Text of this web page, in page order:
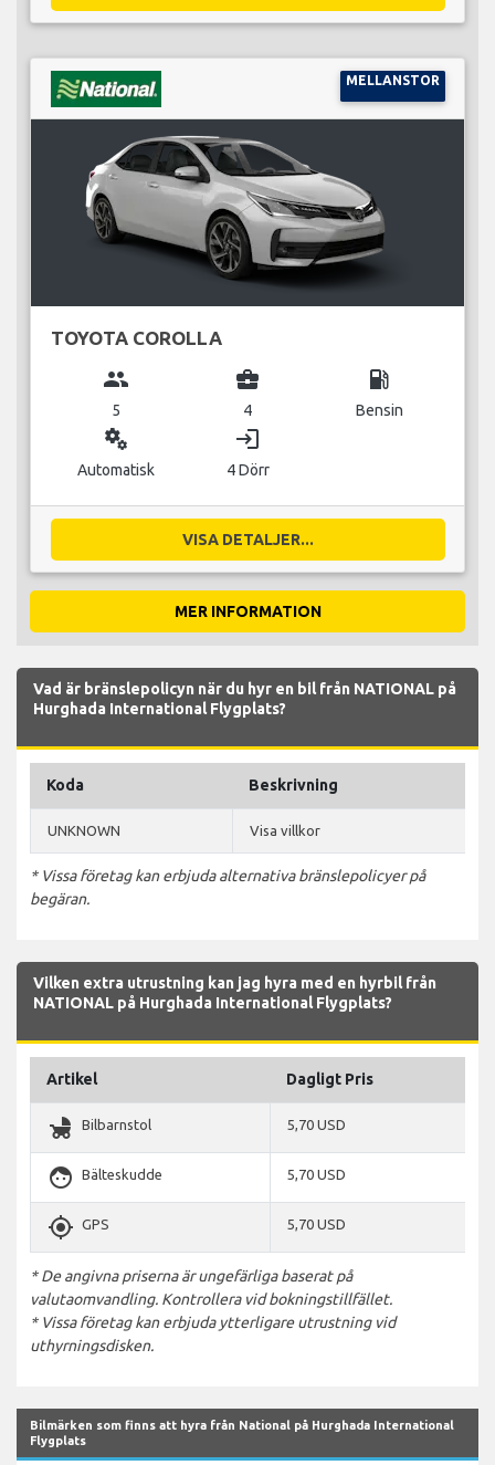
MELLANSTOR
TOYOTA COROLLA
group
5
business_center
4
local_gas_station
Bensin
miscellaneous_services
Automatisk
login
4 Dörr
VISA DETALJER...
MER INFORMATION
Vad är bränslepolicyn när du hyr en bil från NATIONAL på
Hurghada International Flygplats?
Koda Beskrivning
UNKNOWN Visa villkor
* Vissa företag kan erbjuda alternativa bränslepolicyer på
begäran.
Vilken extra utrustning kan jag hyra med en hyrbil från
NATIONAL på Hurghada International Flygplats?
Artikel Dagligt Pris
child_friendly Bilbarnstol 5,70 USD
face Bälteskudde 5,70 USD
gps_fixed GPS 5,70 USD
* De angivna priserna är ungefärliga baserat på
valutaomvandling. Kontrollera vid bokningstillfället.
* Vissa företag kan erbjuda ytterligare utrustning vid
uthyrningsdisken.
Bilmärken som finns att hyra från National på Hurghada International
Flygplats